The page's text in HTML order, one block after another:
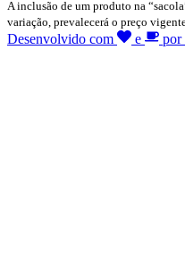
A inclusão de um produto na
variação, prevalecerá o preço
Desenvolvido com e por